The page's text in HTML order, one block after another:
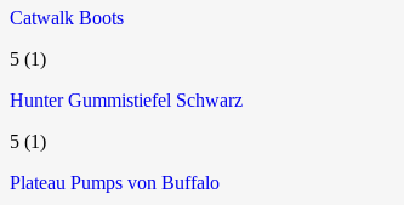
Catwalk Boots
5 (1)
Hunter Gummistiefel Schwarz
5 (1)
Plateau Pumps von Buffalo